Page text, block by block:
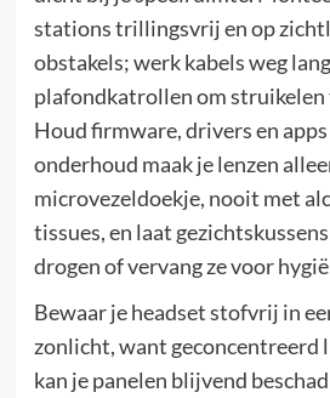
stations trillingsvrij en op
obstakels; werk kabels weg
plafondkatrollen om struikelen
Houd firmware, drivers en
onderhoud maak je lenzen
microvezeldoekje, nooit met
tissues, en laat
drogen of vervang ze voor
Bewaar je headset stofvrij in
zonlicht, want geconcentreerd
kan je panelen blijvend